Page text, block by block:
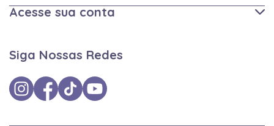
Acesse sua conta
Siga Nossas Redes